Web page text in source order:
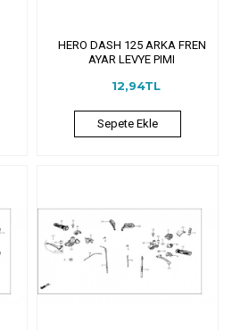
HERO DASH 125 ARKA FREN
AYAR LEVYE PIMI
12,94TL
Sepete Ekle